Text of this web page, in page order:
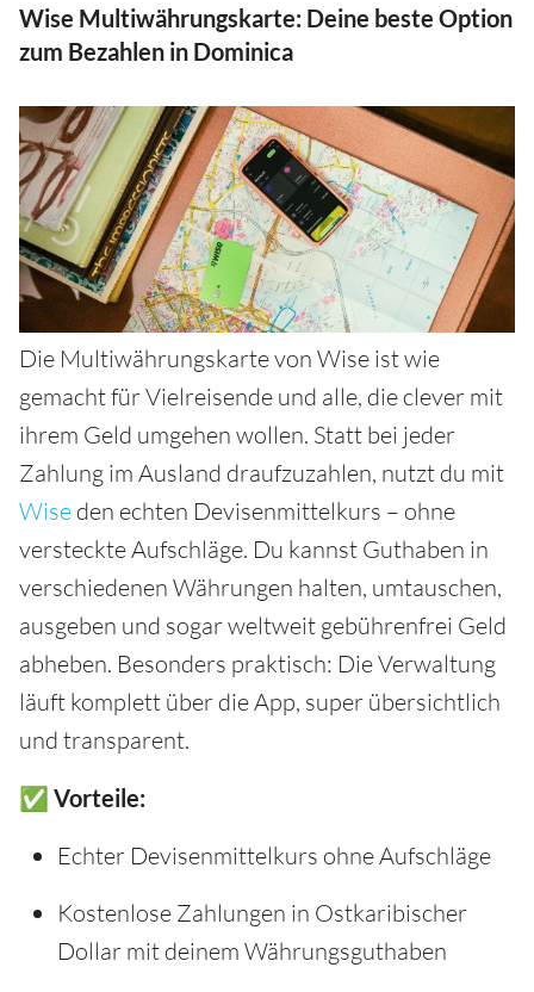
Wise Multiwährungskarte: Deine beste Option
zum Bezahlen in Dominica
Die Multiwährungskarte von Wise ist wie
gemacht für Vielreisende und alle, die clever mit
ihrem Geld umgehen wollen. Statt bei jeder
Zahlung im Ausland draufzuzahlen, nutzt du mit
Wise den echten Devisenmittelkurs – ohne
versteckte Aufschläge. Du kannst Guthaben in
verschiedenen Währungen halten, umtauschen,
ausgeben und sogar weltweit gebührenfrei Geld
abheben. Besonders praktisch: Die Verwaltung
läuft komplett über die App, super übersichtlich
und transparent.
✅ Vorteile:
Echter Devisenmittelkurs ohne Aufschläge
Kostenlose Zahlungen in Ostkaribischer
Dollar mit deinem Währungsguthaben